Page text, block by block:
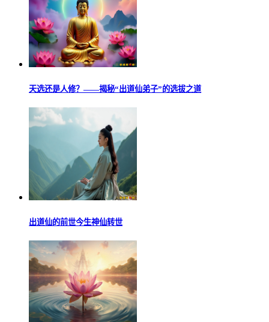
天选还是人修？——揭秘“出道仙弟子”的选拔之道
出道仙的前世今生神仙转世